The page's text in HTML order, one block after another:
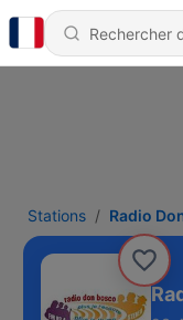
Stations Radio